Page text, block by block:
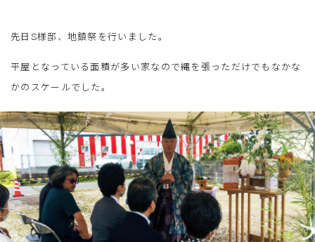
先日S様邸、地鎮祭を行いました。
平屋となっている面積が多い家なので縄を張っただけでもなかな
かのスケールでした。